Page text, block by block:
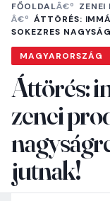
FŐOLDAL ZENEI
ÁTTÖRÉS:
SOKEZRES
MAGYARORSZÁG
Áttörés:
zenei
jutnak!